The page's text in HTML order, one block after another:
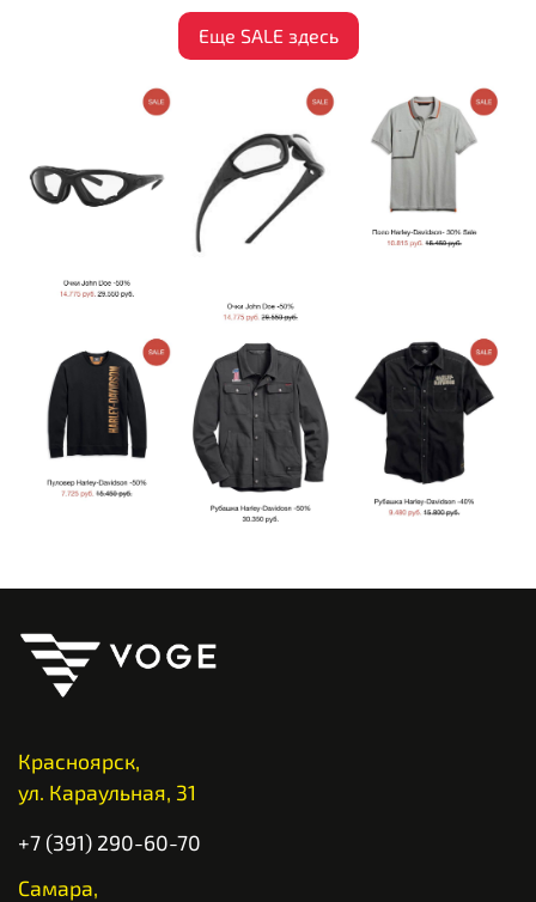
Еще SALE здесь
Красноярск,
ул. Караульная, 31
+7 (391) 290-60-70
Самара,